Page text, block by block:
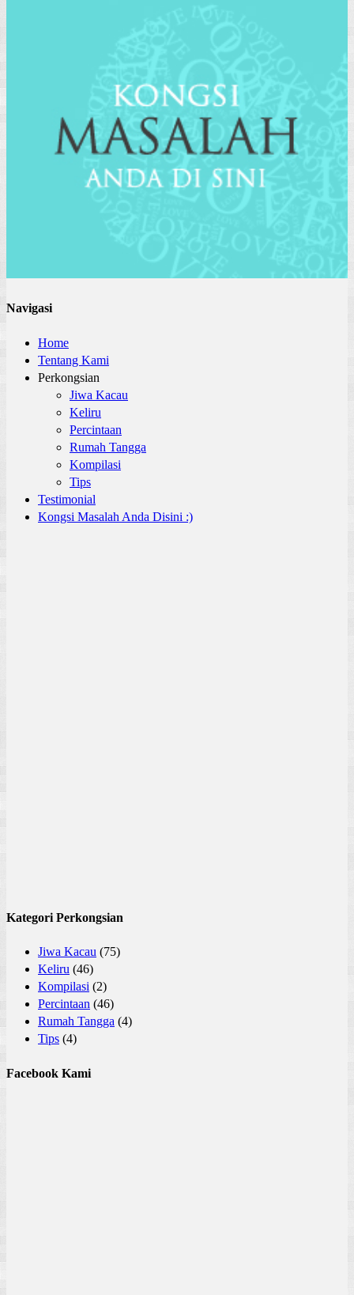
Navigasi
Home
Tentang Kami
Perkongsian
Jiwa Kacau
Keliru
Percintaan
Rumah Tangga
Kompilasi
Tips
Testimonial
Kongsi Masalah Anda Disini :)
Kategori Perkongsian
Jiwa Kacau (75)
Keliru (46)
Kompilasi (2)
Percintaan (46)
Rumah Tangga (4)
Tips (4)
Facebook Kami